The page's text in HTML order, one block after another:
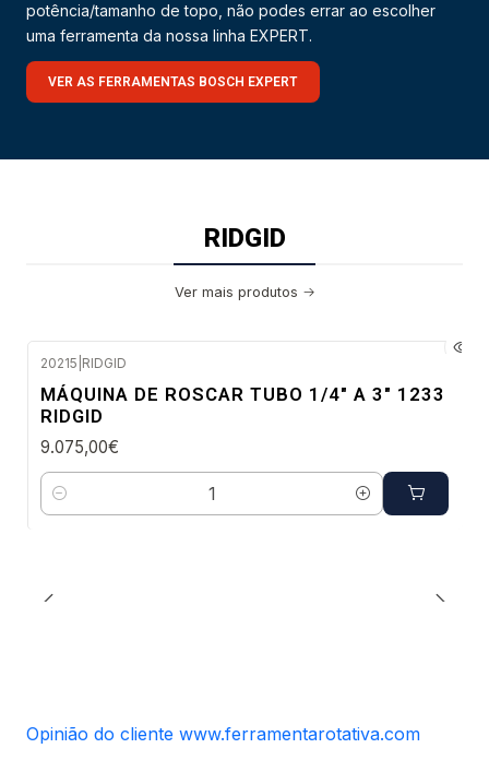
potência/tamanho de topo, não podes errar ao escolher
uma ferramenta da nossa linha EXPERT.
VER AS FERRAMENTAS BOSCH EXPERT
RIDGID
Ver mais produtos
20215 RIDGID
MÁQUINA DE ROSCAR TUBO 1/4" A 3" 1233
RIDGID
9.075,00€
Quantidade
Opinião do cliente www.ferramentarotativa.com